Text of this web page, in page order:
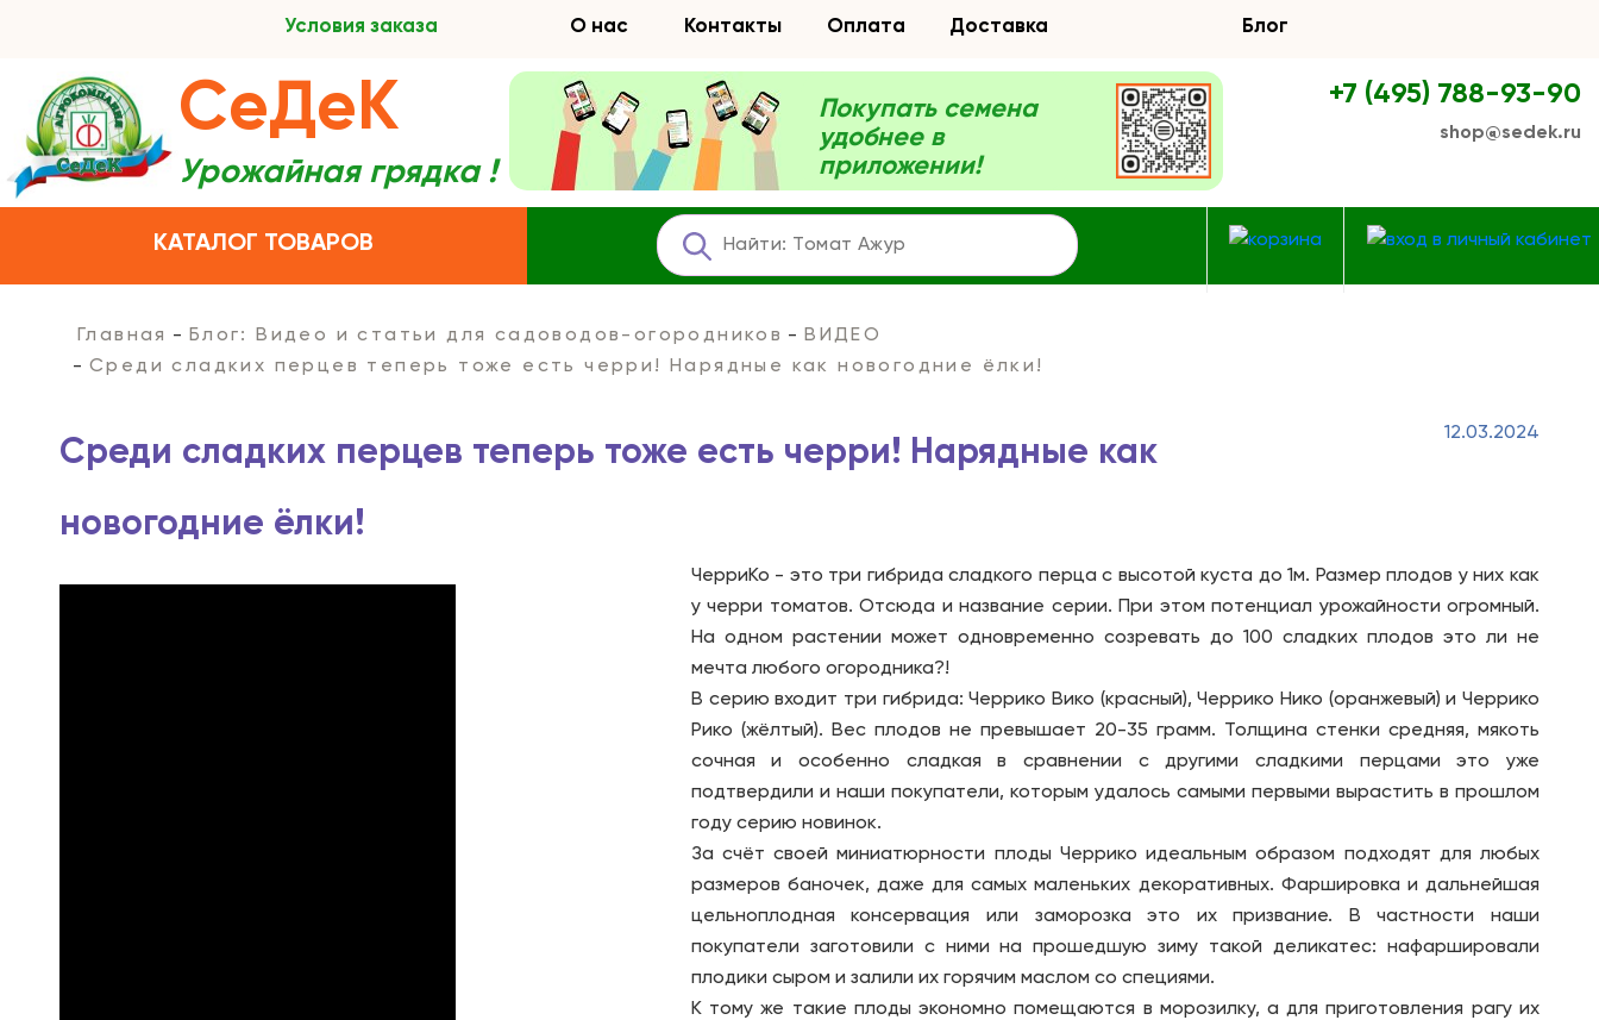
Условия заказа О нас Контакты Оплата Доставка Блог
КАТАЛОГ ТОВАРОВ
СеДеК
Урожайная грядка !
Покупать семена
удобнее в
приложении!
+7 (495) 788-93-90
shop@sedek.ru
Главная Блог: Видео и статьи для садоводов-огородников
ВИДЕО
Среди сладких перцев теперь тоже есть черри! Нарядные как новогодние ёлки!
Среди сладких перцев теперь тоже есть черри! Нарядные как
новогодние ёлки!
12.03.2024
ЧерриКо - это три гибрида сладкого перца с высотой куста до 1м. Размер плодов у них как
у черри томатов. Отсюда и название серии. При этом потенциал урожайности огромный.
На одном растении может одновременно созревать до 100 сладких плодов это ли не
мечта любого огородника?!
В серию входит три гибрида: Черрико Вико (красный), Черрико Нико (оранжевый) и Черрико
Рико (жёлтый). Вес плодов не превышает 20-35 грамм. Толщина стенки средняя, мякоть
сочная и особенно сладкая в сравнении с другими сладкими перцами это уже
подтвердили и наши покупатели, которым удалось самыми первыми вырастить в прошлом
году серию новинок.
За счёт своей миниатюрности плоды Черрико идеальным образом подходят для любых
размеров баночек, даже для самых маленьких декоративных. Фаршировка и дальнейшая
цельноплодная консервация или заморозка это их призвание. В частности наши
покупатели заготовили с ними на прошедшую зиму такой деликатес: нафаршировали
плодики сыром и залили их горячим маслом со специями.
К тому же такие плоды экономно помещаются в морозилку, а для приготовления рагу их